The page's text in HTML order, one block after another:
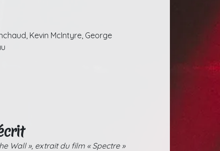
Kevin McIntyre, George
Wall », extrait du film « Spectre »